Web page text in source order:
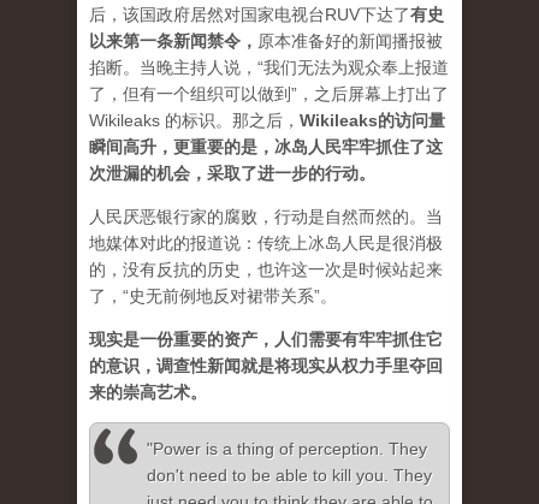
后，该国政府居然对国家电视台RUV下达了有史
以来第一条新闻禁令 ， 原本准备好的新闻播报被
掐断。当晚主持人说，“我们无法为观众奉上报道
了，但有一个组织可以做到”，之后屏幕上打出了
Wikileaks 的标识。那之后， Wikileaks的访问量
瞬间高升，更重要的是，冰岛人民牢牢抓住了这
次泄漏的机会，采取了进一步的行动。
人民厌恶银行家的腐败，行动是自然而然的。当
地媒体对此的报道说：传统上冰岛人民是很消极
的，没有反抗的历史，也许这一次是时候站起来
了，“史无前例地反对裙带关系”。
现实是一份重要的资产，人们需要有牢牢抓住它
的意识，调查性新闻就是将现实从权力手里夺回
来的崇高艺术。
"Power is a thing of perception. They
don't need to be able to kill you. They